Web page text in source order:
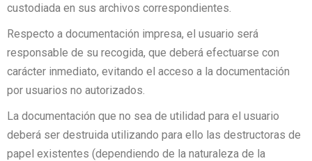
custodiada en sus archivos correspondientes.
Respecto a documentación impresa, el usuario será
responsable de su recogida, que deberá efectuarse con
carácter inmediato, evitando el acceso a la documentación
por usuarios no autorizados.
La documentación que no sea de utilidad para el usuario
deberá ser destruida utilizando para ello las destructoras de
papel existentes (dependiendo de la naturaleza de la